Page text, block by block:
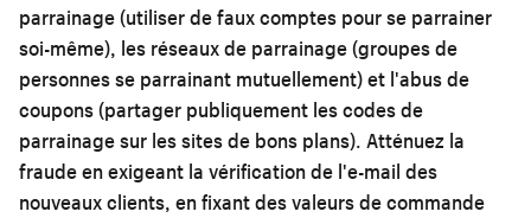
parrainage (utiliser de faux comptes pour se parrainer
soi-même), les réseaux de parrainage (groupes de
personnes se parrainant mutuellement) et l'abus de
coupons (partager publiquement les codes de
parrainage sur les sites de bons plans). Atténuez la
fraude en exigeant la vérification de l'e-mail des
nouveaux clients, en fixant des valeurs de commande